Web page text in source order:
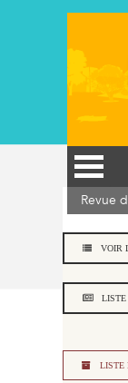
Revue
VOIR
LISTE
LISTE